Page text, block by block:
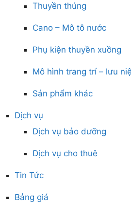
Thuyền thúng
Cano – Mô tô nước
Phụ kiện thuyền xuồng
Mô hình trang trí – lưu
Sản phẩm khác
Dịch vụ
Dịch vụ bảo dưỡng
Dịch vụ cho thuê
Tin Tức
Bảng giá